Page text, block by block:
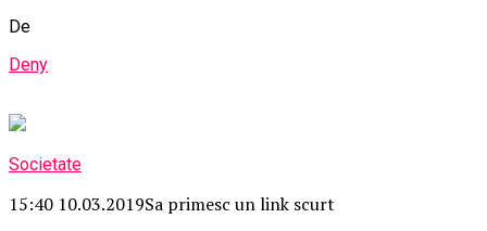
De
Deny
Societate
15:40 10.03.2019Sa primesc un link scurt